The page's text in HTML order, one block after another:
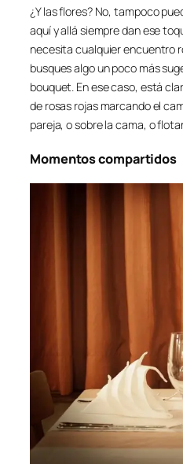
¿Y las flores? No, tampoco
aquí y allá siempre dan ese
necesita cualquier encuentro
busques algo un poco más
bouquet. En ese caso, está
de rosas rojas marcando el
pareja, o sobre la cama, o
Momentos compartidos